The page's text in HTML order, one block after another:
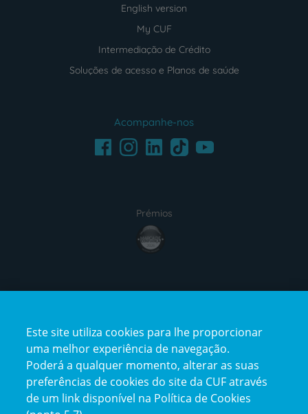
English version
My CUF
Intermediação de Crédito
Soluções de acesso e Planos de saúde
Acompanhe-nos
FacebookInstagramLinkedInTikTokYoutube
Prémios
award4
certification2certification3
Este site utiliza cookies para lhe proporcionar
uma melhor experiência de navegação.
Poderá a qualquer momento, alterar as suas
preferências de cookies do site da CUF através
de um link disponível na Política de Cookies